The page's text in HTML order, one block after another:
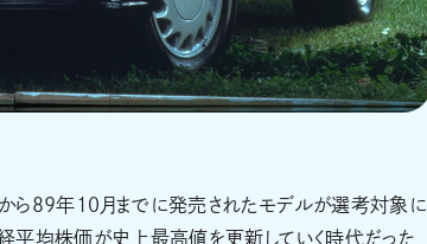
ら89年10月までに発売されたモデルが選考対象に
平均株価が史上最高値を更新していく時代だった